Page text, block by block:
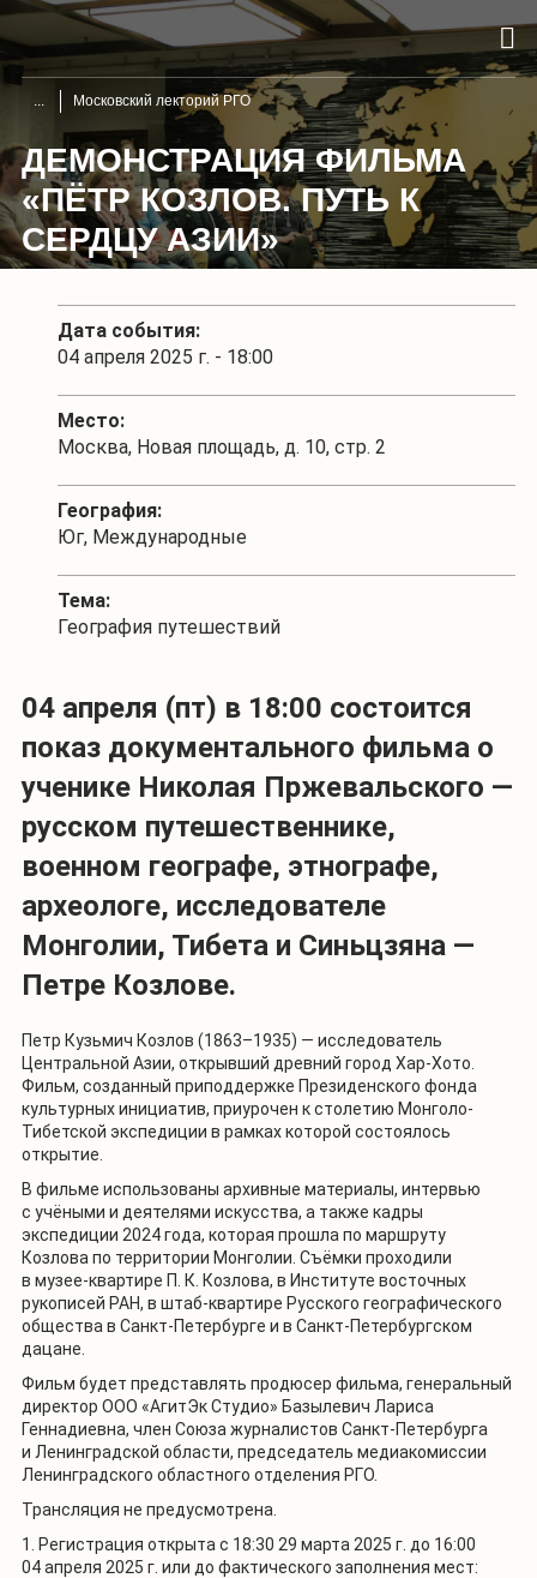
Московский лекторий РГО
ДЕМОНСТРАЦИЯ ФИЛЬМА
«ПЁТР КОЗЛОВ. ПУТЬ К
СЕРДЦУ АЗИИ»
Дата события:
04 апреля 2025 г. - 18:00
Место:
Москва, Новая площадь, д. 10, стр. 2
География:
Юг, Международные
Тема:
География путешествий
04 апреля (пт) в 18:00 состоится
показ документального фильма о
ученике Николая Пржевальского —
русском путешественнике,
военном географе, этнографе,
археологе, исследователе
Монголии, Тибета и Синьцзяна —
Петре Козлове.
Петр Кузьмич Козлов (1863–1935) — исследователь
Центральной Азии, открывший древний город Хар-Хото.
Фильм, созданный приподдержке Президенского фонда
культурных инициатив, приурочен к столетию Монголо-
Тибетской экспедиции в рамках которой состоялось
открытие.
В фильме использованы архивные материалы, интервью
с учёными и деятелями искусства, а также кадры
экспедиции 2024 года, которая прошла по маршруту
Козлова по территории Монголии. Съёмки проходили
в музее-квартире П. К. Козлова, в Институте восточных
рукописей РАН, в штаб-квартире Русского географического
общества в Санкт-Петербурге и в Санкт-Петербургском
дацане.
Фильм будет представлять продюсер фильма, генеральный
директор ООО «АгитЭк Студио» Базылевич Лариса
Геннадиевна, член Союза журналистов Санкт-Петербурга
и Ленинградской области, председатель медиакомиссии
Ленинградского областного отделения РГО.
Трансляция не предусмотрена.
1. Регистрация открыта с 18:30 29 марта 2025 г. до 16:00
04 апреля 2025 г. или до фактического заполнения мест: